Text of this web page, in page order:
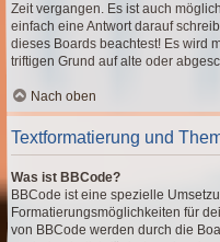
Zeit vergangen. Es ist auch
einfach eine Antwort darauf
dieses Boards beachtest! Es wird
triftigen Grund auf alte oder
Nach oben
Textformatierung und
Was ist BBCode?
BBCode ist eine spezielle
Formatierungsmöglichkeiten für
von BBCode werden durch die